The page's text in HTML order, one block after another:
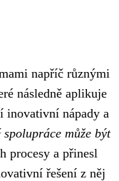
napříč různými
následně aplikuje
inovativní nápady a
může být
procesy a přinesl
řešení z něj